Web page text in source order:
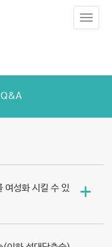
Toggle
Q&A
여성화 시킬 수 있
+